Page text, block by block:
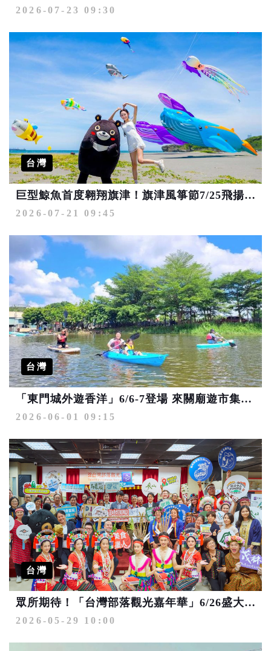
2026-07-23 09:30
台灣
巨型鯨魚首度翱翔旗津！旗津風箏節7/25飛揚 FUN暑假微旅行
2026-07-21 09:45
台灣
「東門城外遊香洋」6/6-7登場 來關廟遊市集、DIY、玩水上活動
2026-06-01 09:15
台灣
眾所期待！「台灣部落觀光嘉年華」6/26盛大登場 把「原味漫旅」搬進台北車站
2026-05-29 10:00